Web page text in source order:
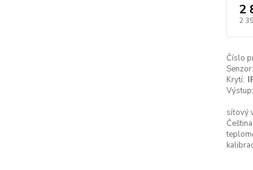
2
2
Číslo
Senzor:
Krytí:
Výstup:
síťový
Čeština: